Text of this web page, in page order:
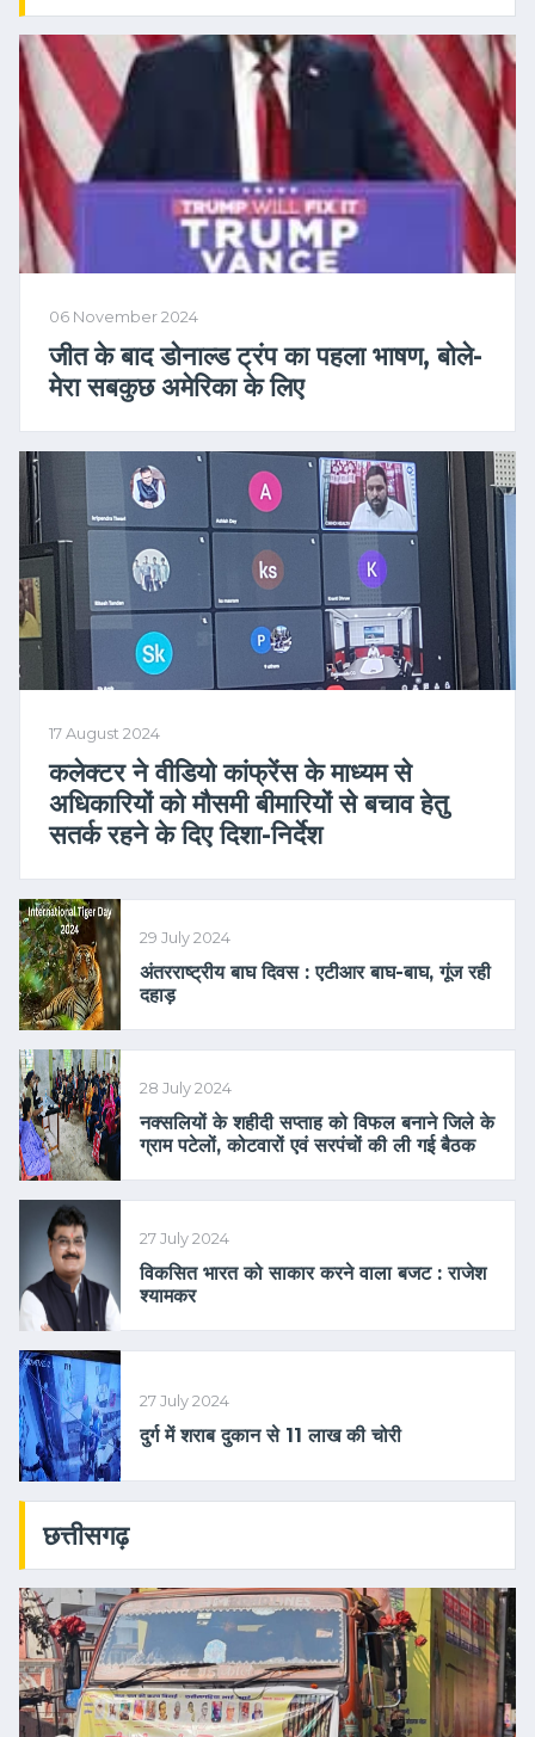
06 November 2024
जीत के बाद डोनाल्ड ट्रंप का पहला भाषण, बोले-
मेरा सबकुछ अमेरिका के लिए
17 August 2024
कलेक्टर ने वीडियो कांफ्रेंस के माध्यम से
अधिकारियों को मौसमी बीमारियों से बचाव हेतु
सतर्क रहने के दिए दिशा-निर्देश
29 July 2024
अंतरराष्ट्रीय बाघ दिवस : एटीआर बाघ-बाघ, गूंज रही
दहाड़
28 July 2024
नक्सलियों के शहीदी सप्ताह को विफल बनाने जिले के
ग्राम पटेलों, कोटवारों एवं सरपंचों की ली गई बैठक
27 July 2024
विकसित भारत को साकार करने वाला बजट : राजेश
श्यामकर
27 July 2024
दुर्ग में शराब दुकान से 11 लाख की चोरी
छत्तीसगढ़